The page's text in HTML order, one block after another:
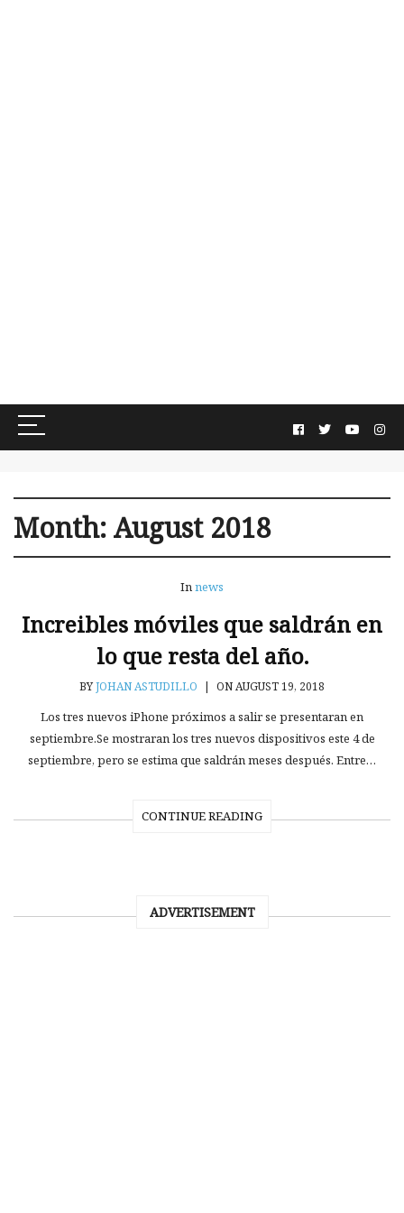
Month:August 2018
Innews
Increibles móviles que saldrán en
lo que resta del año.
BYJOHAN ASTUDILLO | ON AUGUST 19, 2018
Los tres nuevos iPhone próximos a salir se presentaran en
septiembre.Se mostraran los tres nuevos dispositivos este 4 de
septiembre, pero se estima que saldrán meses después. Entre…
CONTINUE READING
ADVERTISEMENT